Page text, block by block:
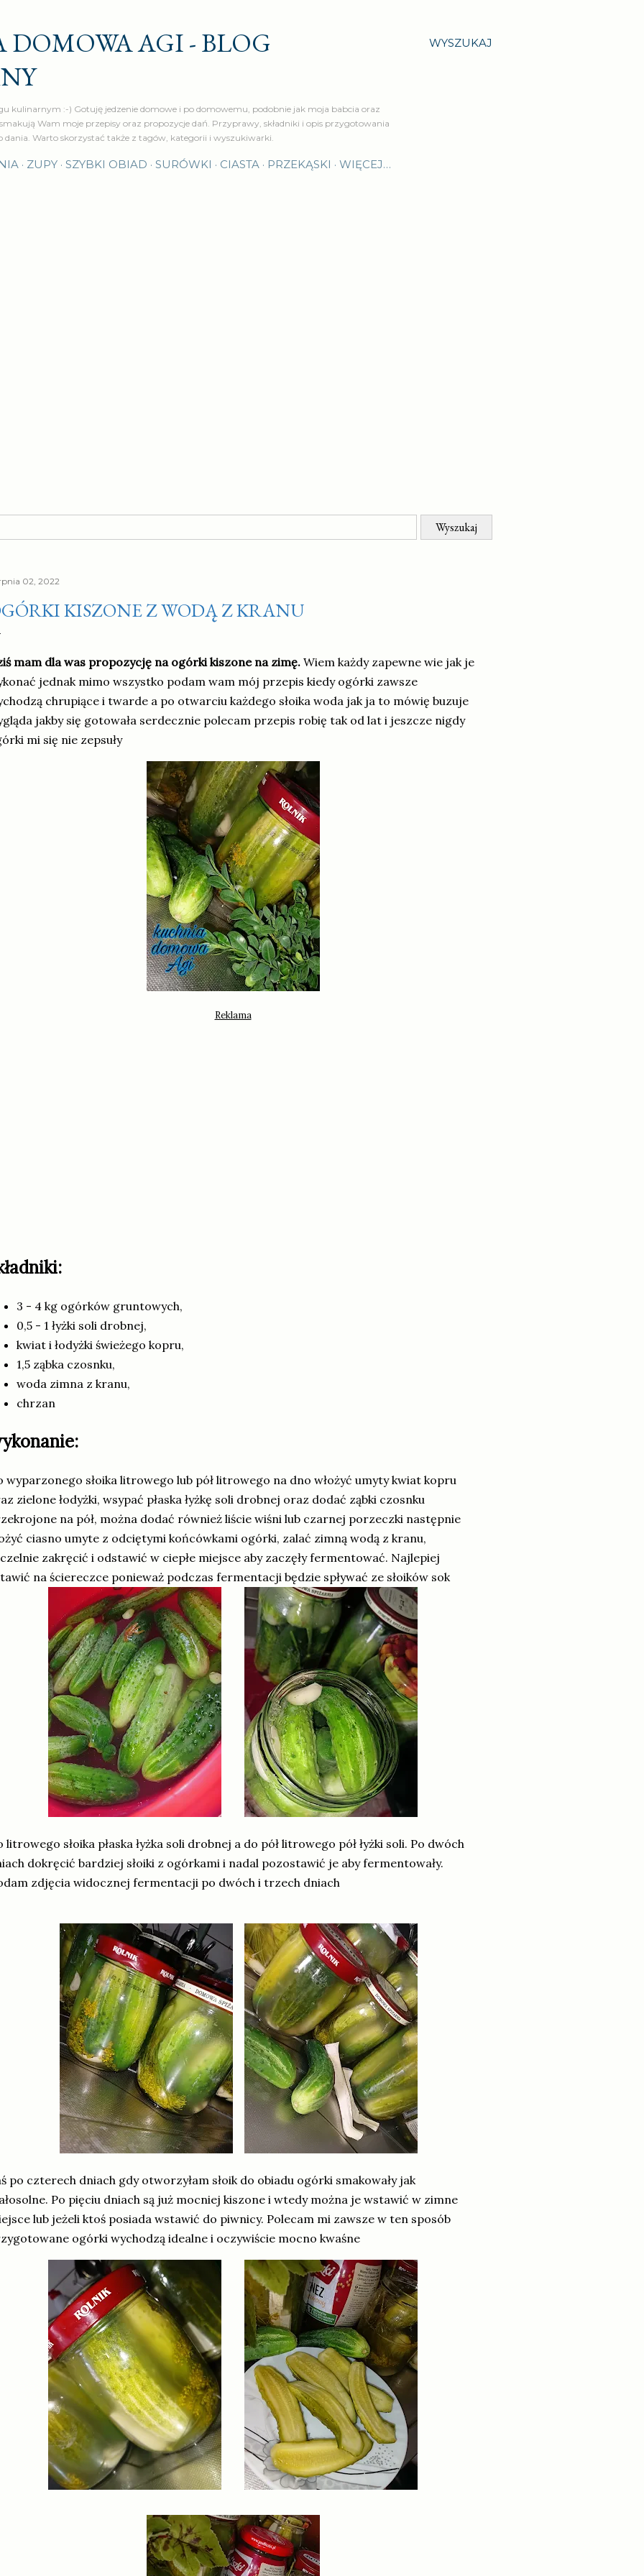
WYSZUKAJ
AGI - BLOG
kulinarnym :-) Gotuję jedzenie domowe i po domowemu, podobnie jak moja babcia oraz
Wam moje przepisy oraz propozycje dań. Przyprawy, składniki i opis przygotowania
dania. Warto skorzystać także z tagów, kategorii i wyszukiwarki.
ZUPY SZYBKI OBIAD SURÓWKI CIASTA PRZEKĄSKI WIĘCEJ…
02, 2022
KISZONE Z WODĄ Z KRANU
mam dla was propozycję na ogórki kiszone na zimę. Wiem każdy zapewne wie jak je
jednak mimo wszystko podam wam mój przepis kiedy ogórki zawsze
chrupiące i twarde a po otwarciu każdego słoika woda jak ja to mówię buzuje
jakby się gotowała serdecznie polecam przepis robię tak od lat i jeszcze nigdy
mi się nie zepsuły
3 - 4 kg ogórków gruntowych,
0,5 - 1 łyżki soli drobnej,
kwiat i łodyżki świeżego kopru,
1,5 ząbka czosnku,
woda zimna z kranu,
chrzan
wyparzonego słoika litrowego lub pół litrowego na dno włożyć umyty kwiat kopru
zielone łodyżki, wsypać płaska łyżkę soli drobnej oraz dodać ząbki czosnku
na pół, można dodać również liście wiśni lub czarnej porzeczki następnie
ciasno umyte z odciętymi końcówkami ogórki, zalać zimną wodą z kranu,
zakręcić i odstawić w ciepłe miejsce aby zaczęły fermentować. Najlepiej
na ściereczce ponieważ podczas fermentacji będzie spływać ze słoików sok
litrowego słoika płaska łyżka soli drobnej a do pół litrowego pół łyżki soli. Po dwóch
dokręcić bardziej słoiki z ogórkami i nadal pozostawić je aby fermentowały.
zdjęcia widocznej fermentacji po dwóch i trzech dniach
po czterech dniach gdy otworzyłam słoik do obiadu ogórki smakowały jak
Po pięciu dniach są już mocniej kiszone i wtedy można je wstawić w zimne
lub jeżeli ktoś posiada wstawić do piwnicy. Polecam mi zawsze w ten sposób
ogórki wychodzą idealne i oczywiście mocno kwaśne